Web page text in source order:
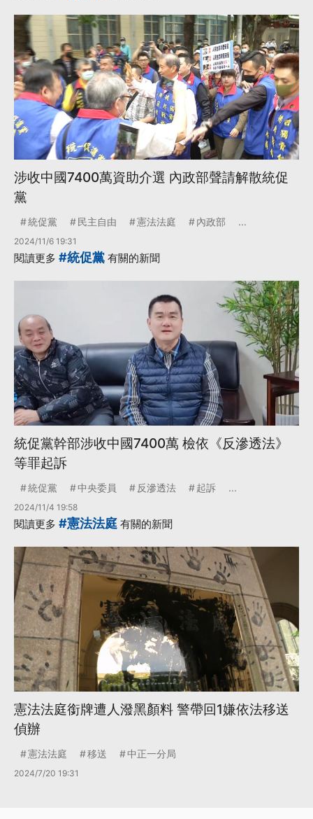
涉收中國7400萬資助介選 內政部聲請解散統促
黨
統促黨 民主自由 憲法法庭 內政部 ...
2024/11/6 19:31
閱讀更多 #統促黨 有關的新聞
統促黨幹部涉收中國7400萬 檢依《反滲透法》
等罪起訴
統促黨 中央委員 反滲透法 起訴 ...
2024/11/4 19:58
閱讀更多 #憲法法庭 有關的新聞
憲法法庭銜牌遭人潑黑顏料 警帶回1嫌依法移送
偵辦
憲法法庭 移送 中正一分局
2024/7/20 19:31